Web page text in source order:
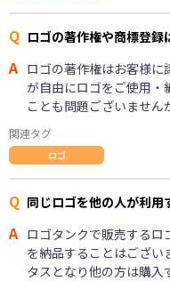
Q ロゴの著作権や商標登録
A ロゴの著作権はお客様
が自由にロゴをご使用・
ことも問題ございませ
関連タグ
ロゴ
Q 同じロゴを他の人が利用
A ロゴタンクで販売する
を納品することはござ
タスとなり他の方は購